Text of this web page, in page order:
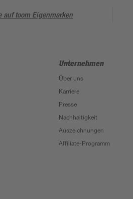
auf toom Eigenmarken
Unternehmen
Über uns
Karriere
Presse
Nachhaltigkeit
Auszeichnungen
Affiliate-Programm